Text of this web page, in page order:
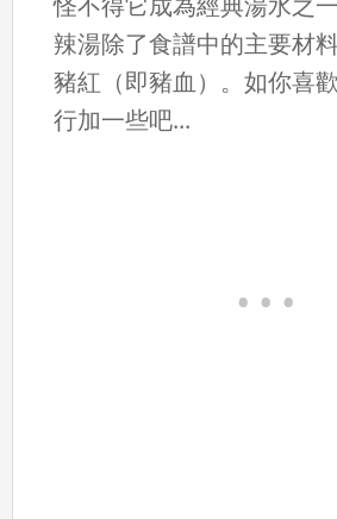
辣湯除了食譜中的主要材
豬紅（即豬血）。如你喜
行加一些吧...